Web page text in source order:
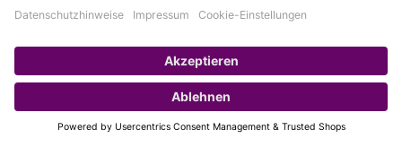
Unternehmen